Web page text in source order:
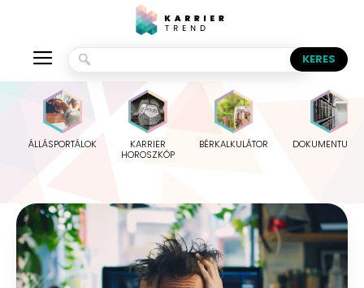
ÁLLÁSPORTÁLOK
KARRIER
HOROSZKÓP
BÉRKALKULÁTOR